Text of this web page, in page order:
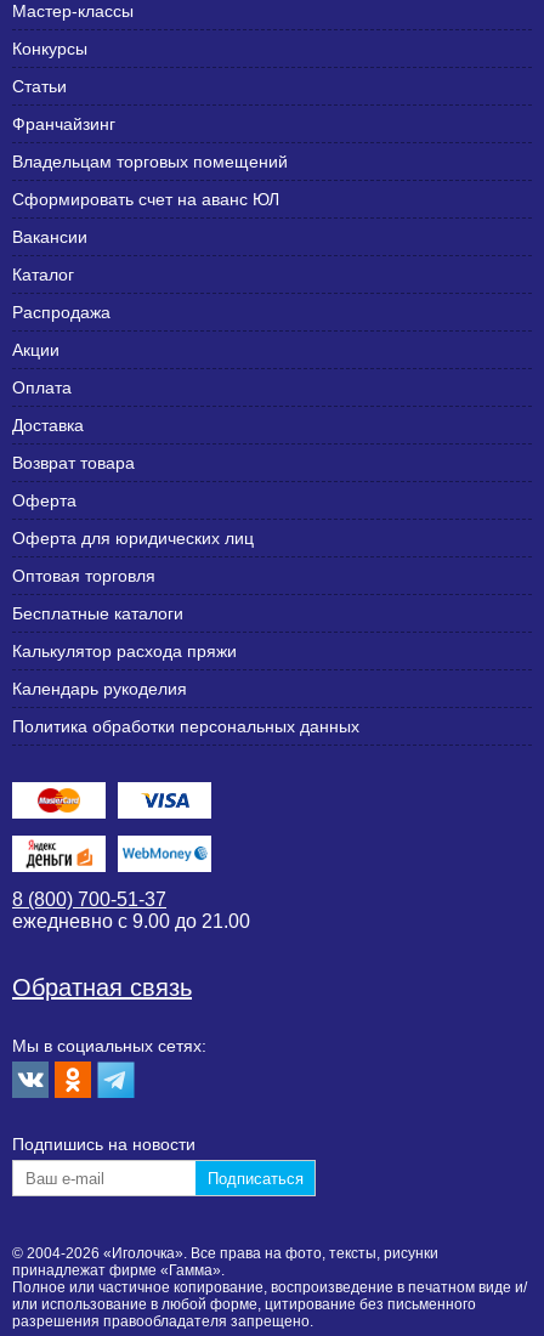
Мастер-классы
Конкурсы
Статьи
Франчайзинг
Владельцам торговых помещений
Сформировать счет на аванс ЮЛ
Вакансии
Каталог
Распродажа
Акции
Оплата
Доставка
Возврат товара
Оферта
Оферта для юридических лиц
Оптовая торговля
Бесплатные каталоги
Калькулятор расхода пряжи
Календарь рукоделия
Политика обработки персональных данных
8 (800) 700-51-37
ежедневно с 9.00 до 21.00
Обратная связь
Мы в социальных сетях:
Подпишиcь на новости
© 2004-2026 «Иголочка». Все права на фото, тексты, рисунки
принадлежат фирме «Гамма».
Полное или частичное копирование, воспроизведение в печатном виде и/
или использование в любой форме, цитирование без письменного
разрешения правообладателя запрещено.